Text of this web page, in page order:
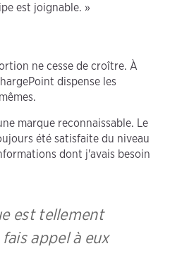
est joignable. »
ne cesse de croître. À
dispense les
marque reconnaissable. Le
été satisfaite du niveau
dont j'avais besoin
est tellement
appel à eux